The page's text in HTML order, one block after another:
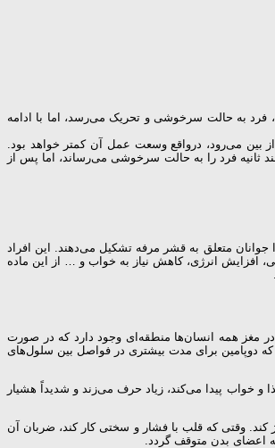
فرد به حالت سرخوشی و تحریک می‌رسد، اما با ادامه
بین می‌رود، درواقع وسعت عمل آن کمتر خواهد بود.
در حالی که تزریق کوکایین به سرعت و طی چند ثانیه فرد را به حالت سرخوشی می‌رساند، اما پس از
مصرف‌کنندگان آن را جوانان متعلق به قشر مرفه تشکیل می‌دهند. این افراد
افزایش انرژی، کاهش نیاز به خواب و … از این ماده
مغز همه انسان‌ها منطقه‌ای وجود دارد که در صورت
دوپامین برای مدت بیشتری در فواصل بین سلول‌های
خواب پیدا می‌کند، زیاد حرف می‌زند و شدیداً هشیار
وقتی که قلب با فشار و سختی کار کند، ضربان آن
اعضای بدن متوقف گردد.